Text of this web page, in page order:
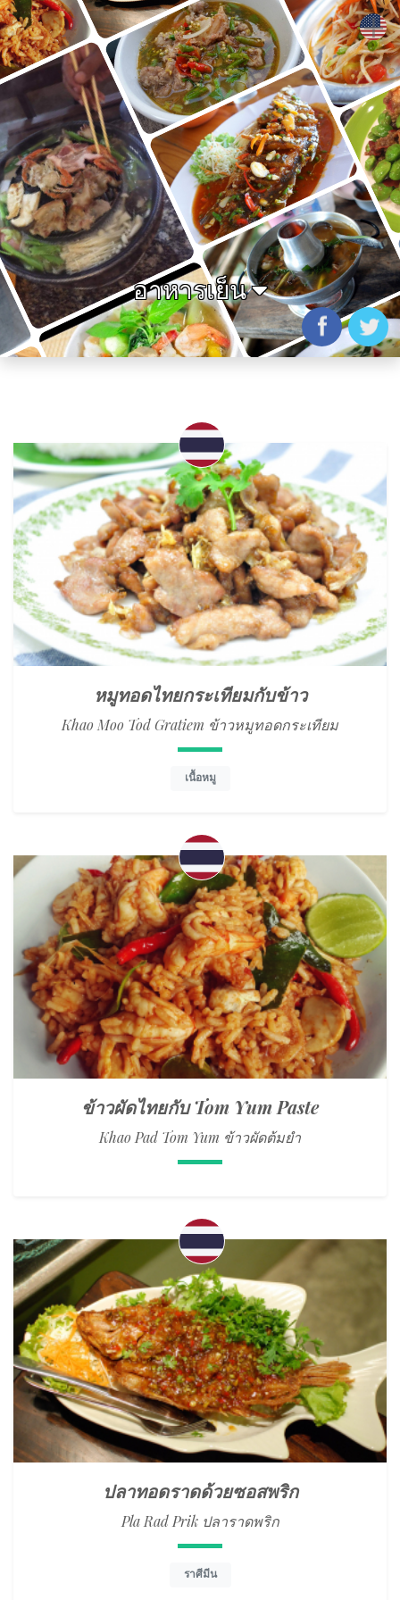
อาหารเย็น
หมูทอดไทยกระเทียมกับข้าว
Khao Moo Tod Gratiem ข้าวหมูทอดกระเทียม
เนื้อหมู
ข้าวผัดไทยกับ Tom Yum Paste
Khao Pad Tom Yum ข้าวผัดต้มยำ
ปลาทอดราดด้วยซอสพริก
Pla Rad Prik ปลาราดพริก
ราศีมีน
+